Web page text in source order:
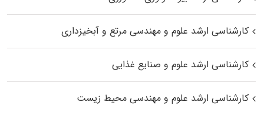
کارشناسی ارشد علوم و مهندسی مرتع و آبخیزداری
کارشناسی ارشد علوم و صنایع غذایی
کارشناسی ارشد علوم و مهندسی محیط زیست